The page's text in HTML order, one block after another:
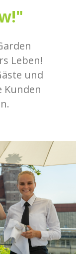
Leben!
und
Kunden